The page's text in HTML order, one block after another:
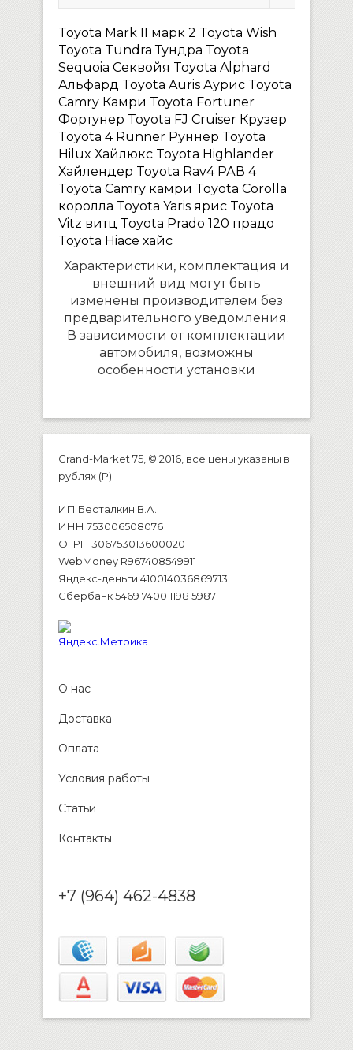
Toyota Mark II марк 2 Toyota Wish
Toyota Tundra Тундра Toyota
Sequoia Секвойя Toyota Alphard
Альфард Toyota Auris Аурис Toyota
Camry Камри Toyota Fortuner
Фортунер Toyota FJ Cruiser Крузер
Toyota 4 Runner Руннер Toyota
Hilux Хайлюкс Toyota Highlander
Хайлендер Toyota Rav4 РАВ 4
Toyota Camry камри Toyota Corolla
королла Toyota Yaris ярис Toyota
Vitz витц Toyota Prado 120 прадо
Toyota Hiace хайс
Характеристики, комплектация и
внешний вид могут быть
изменены производителем без
предварительного уведомления.
В зависимости от комплектации
автомобиля, возможны
особенности установки
Grand-Market 75, © 2016, все цены указаны в
рублях (P)
ИП Бесталкин В.А.
ИНН 753006508076
ОГРН 306753013600020
WebMoney R967408549911
Яндекс-деньги 410014036869713
Сбербанк 5469 7400 1198 5987
О нас
Доставка
Оплата
Условия работы
Статьи
Контакты
+7 (964) 462-4838